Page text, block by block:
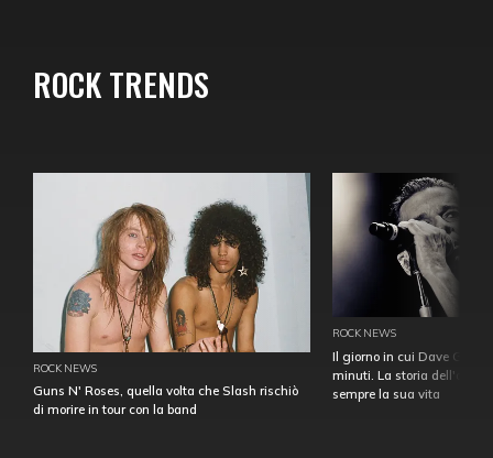
ROCK TRENDS
ROCK NEWS
Guns N' Roses, quella volta che Slash rischiò
di morire in tour con la band
ROCK NEWS
Il giorno in cui Dave
minuti. La storia
sempre la sua vita